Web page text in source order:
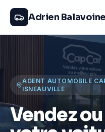
Adrien Balavoine
AGENT AUTOMOBILE
ISNEAUVILLE
Vendez